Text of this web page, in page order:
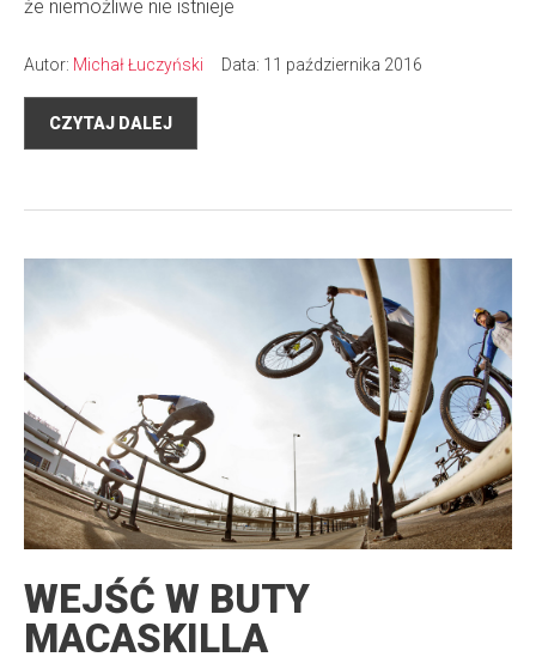
że niemożliwe nie istnieje
Autor: Michał Łuczyński Data: 11 października 2016
CZYTAJ DALEJ
WEJŚĆ W BUTY
MACASKILLA